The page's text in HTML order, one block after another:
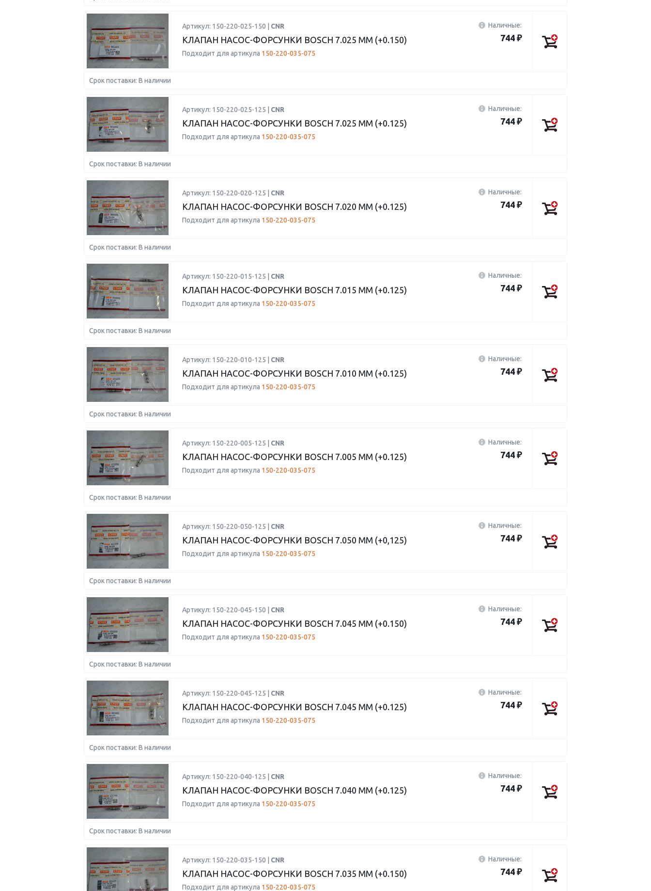
Артикул: 150-220-025-150 | CNR
КЛАПАН НАСОС-ФОРСУНКИ BOSCH 7.025 ММ (+0.150)
Подходит для артикула 150-220-035-075
Наличные:
744 ₽
Срок поставки: В наличии
Артикул: 150-220-025-125 | CNR
КЛАПАН НАСОС-ФОРСУНКИ BOSCH 7.025 ММ (+0.125)
Подходит для артикула 150-220-035-075
Наличные:
744 ₽
Срок поставки: В наличии
Артикул: 150-220-020-125 | CNR
КЛАПАН НАСОС-ФОРСУНКИ BOSCH 7.020 ММ (+0.125)
Подходит для артикула 150-220-035-075
Наличные:
744 ₽
Срок поставки: В наличии
Артикул: 150-220-015-125 | CNR
КЛАПАН НАСОС-ФОРСУНКИ BOSCH 7.015 ММ (+0.125)
Подходит для артикула 150-220-035-075
Наличные:
744 ₽
Срок поставки: В наличии
Артикул: 150-220-010-125 | CNR
КЛАПАН НАСОС-ФОРСУНКИ BOSCH 7.010 ММ (+0.125)
Подходит для артикула 150-220-035-075
Наличные:
744 ₽
Срок поставки: В наличии
Артикул: 150-220-005-125 | CNR
КЛАПАН НАСОС-ФОРСУНКИ BOSCH 7.005 ММ (+0.125)
Подходит для артикула 150-220-035-075
Наличные:
744 ₽
Срок поставки: В наличии
Артикул: 150-220-050-125 | CNR
КЛАПАН НАСОС-ФОРСУНКИ BOSCH 7.050 ММ (+0,125)
Подходит для артикула 150-220-035-075
Наличные:
744 ₽
Срок поставки: В наличии
Артикул: 150-220-045-150 | CNR
КЛАПАН НАСОС-ФОРСУНКИ BOSCH 7.045 ММ (+0.150)
Подходит для артикула 150-220-035-075
Наличные:
744 ₽
Срок поставки: В наличии
Артикул: 150-220-045-125 | CNR
КЛАПАН НАСОС-ФОРСУНКИ BOSCH 7.045 ММ (+0.125)
Подходит для артикула 150-220-035-075
Наличные:
744 ₽
Срок поставки: В наличии
Артикул: 150-220-040-125 | CNR
КЛАПАН НАСОС-ФОРСУНКИ BOSCH 7.040 ММ (+0.125)
Подходит для артикула 150-220-035-075
Наличные:
744 ₽
Срок поставки: В наличии
Артикул: 150-220-035-150 | CNR
КЛАПАН НАСОС-ФОРСУНКИ BOSCH 7.035 ММ (+0.150)
Подходит для артикула 150-220-035-075
Наличные:
744 ₽